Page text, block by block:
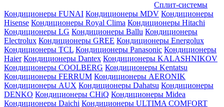
Сплит-системы
Кондиционеры FUNAI Кондиционеры MDV Кондиционеры
Hisense Кондиционеры Royal Clima Кондиционеры Hitachi
Кондиционеры LG Кондиционеры Ballu Кондиционеры
Electrolux Кондиционеры GREE Кондиционеры Energolux
Кондиционеры TCL Кондиционеры Panasonic Кондиционеры
Haier Кондиционеры Dantex Кондиционеры KALASHNIKOV
Кондиционеры СOOLBERG Кондиционеры Kentatsu
Кондиционеры FERRUM Кондиционеры AERONIK
Кондиционеры AUX Кондиционеры Dahatsu Кондиционеры
DENKO Кондиционеры CHiQ Кондиционеры Midea
Кондиционеры Daichi Кондиционеры ULTIMA COMFORT